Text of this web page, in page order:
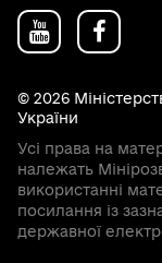
© 2026
України
Усі права на
належать
використанні
посилання із
державної